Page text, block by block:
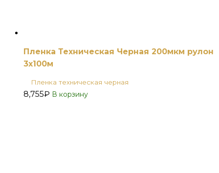
Пленка Техническая Черная 200мкм рулон
3х100м
Пленка техническая черная
8,755₽ В корзину